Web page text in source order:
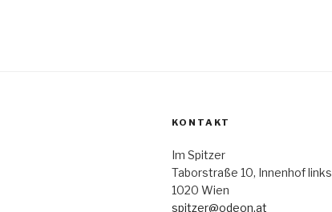
KONTAKT
Im Spitzer
Taborstraße 10, Innenhof links
1020 Wien
spitzer@odeon.at